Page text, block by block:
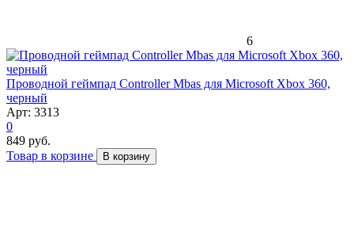
6
Проводной геймпад Controller Mbas для Microsoft Xbox 360,
черный
Арт: 3313
0
849 руб.
Товар в корзине
В корзину